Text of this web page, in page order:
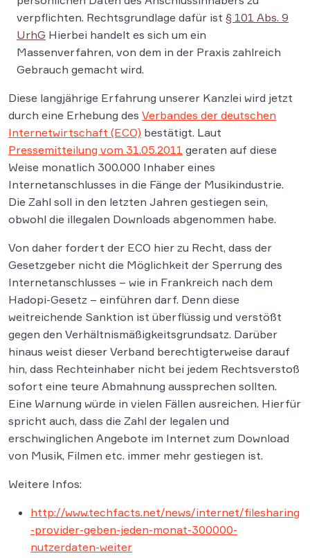
verpflichten. Rechtsgrundlage dafür ist § 101 Abs. 9
UrhG Hierbei handelt es sich um ein
Massenverfahren, von dem in der Praxis zahlreich
Gebrauch gemacht wird.
Diese langjährige Erfahrung unserer Kanzlei wird jetzt
durch eine Erhebung des Verbandes der deutschen
Internetwirtschaft (ECO) bestätigt. Laut
Pressemitteilung vom 31.05.2011 geraten auf diese
Weise monatlich 300.000 Inhaber eines
Internetanschlusses in die Fänge der Musikindustrie.
Die Zahl soll in den letzten Jahren gestiegen sein,
obwohl die illegalen Downloads abgenommen habe.
Von daher fordert der ECO hier zu Recht, dass der
Gesetzgeber nicht die Möglichkeit der Sperrung des
Internetanschlusses – wie in Frankreich nach dem
Hadopi-Gesetz – einführen darf. Denn diese
weitreichende Sanktion ist überflüssig und verstößt
gegen den Verhältnismäßigkeitsgrundsatz. Darüber
hinaus weist dieser Verband berechtigterweise darauf
hin, dass Rechteinhaber nicht bei jedem Rechtsverstoß
sofort eine teure Abmahnung aussprechen sollten.
Eine Warnung würde in vielen Fällen ausreichen. Hierfür
spricht auch, dass die Zahl der legalen und
erschwinglichen Angebote im Internet zum Download
von Musik, Filmen etc. immer mehr gestiegen ist.
Weitere Infos:
http://www.techfacts.net/news/internet/filesharing
-provider-geben-jeden-monat-300000-
nutzerdaten-weiter